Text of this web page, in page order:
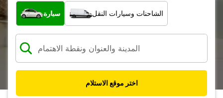
ما نوع المركبة؟
سيارة الشاحنات وسيارات النقل
اختر موقع الاستلام